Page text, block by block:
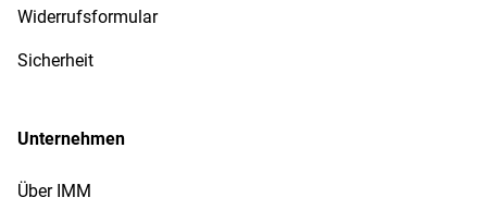
Widerrufsformular
Sicherheit
Unternehmen
Über IMM